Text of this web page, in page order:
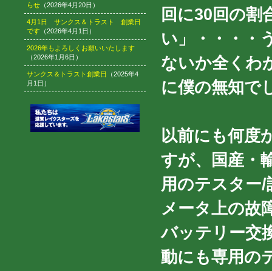
らせ （2026年4月20日）
4月1日 サンクス＆トラスト 創業日
です （2026年4月1日）
2026年もよろしくお願いいたします
（2026年1月6日）
サンクス＆トラスト創業日
（2025年4
月1日）
回に30回の割
い」・・・・
ないか全くわ
に僕の無知で
以前にも何度
すが、国産・
用のテスター
メータ上の故
バッテリー交
動にも専用の